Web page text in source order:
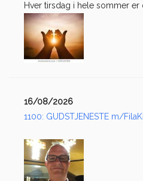
Hver tirsdag i hele sommer er
16/08/2026
1100: GUDSTJENESTE m/